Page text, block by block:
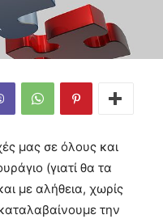
μας σε όλους και
(γιατί θα τα
με αλήθεια, χωρίς
την